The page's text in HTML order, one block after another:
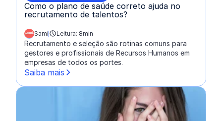
Como o plano de saúde correto ajuda no
recrutamento de talentos?
escrito por:
Sami Leitura: 8min
Recrutamento e seleção são rotinas comuns para
gestores e profissionais de Recursos Humanos em
empresas de todos os portes.
Saiba mais